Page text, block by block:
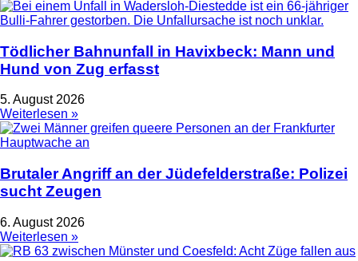
Tödlicher Bahnunfall in Havixbeck: Mann und
Hund von Zug erfasst
5. August 2026
Weiterlesen »
Brutaler Angriff an der Jüdefelderstraße: Polizei
sucht Zeugen
6. August 2026
Weiterlesen »